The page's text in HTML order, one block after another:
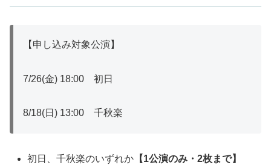
【申し込み対象公演】
7/26(金) 18:00 初日
8/18(日) 13:00 千秋楽
初日、千秋楽のいずれか 【1公演のみ・2枚まで】